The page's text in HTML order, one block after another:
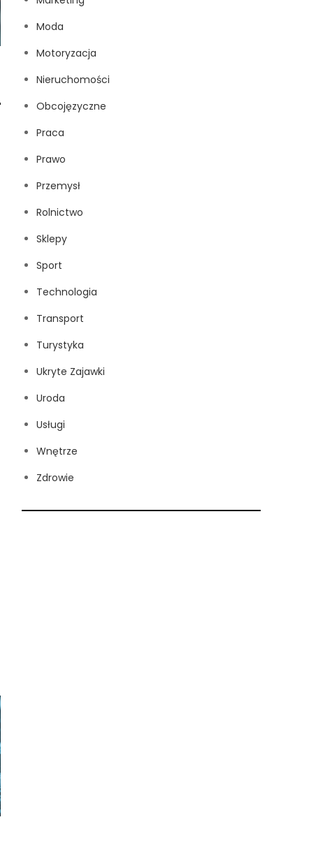
Moda
Motoryzacja
Nieruchomości
Obcojęzyczne
Praca
Prawo
Przemysł
Rolnictwo
Sklepy
Sport
Technologia
Transport
Turystyka
Ukryte Zajawki
Uroda
Usługi
Wnętrze
Zdrowie